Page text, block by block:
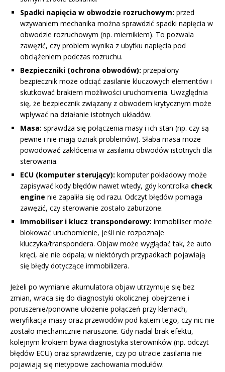
Spadki napięcia w obwodzie rozruchowym: przed
wzywaniem mechanika można sprawdzić spadki napięcia w
obwodzie rozruchowym (np. miernikiem). To pozwala
zawęzić, czy problem wynika z ubytku napięcia pod
obciążeniem podczas rozruchu.
Bezpieczniki (ochrona obwodów): przepalony
bezpiecznik może odciąć zasilanie kluczowych elementów i
skutkować brakiem możliwości uruchomienia. Uwzględnia
się, że bezpiecznik związany z obwodem krytycznym może
wpływać na działanie istotnych układów.
Masa: sprawdza się połączenia masy i ich stan (np. czy są
pewne i nie mają oznak problemów). Słaba masa może
powodować zakłócenia w zasilaniu obwodów istotnych dla
sterowania.
ECU (komputer sterujący): komputer pokładowy może
zapisywać kody błędów nawet wtedy, gdy kontrolka check
engine nie zapaliła się od razu. Odczyt błędów pomaga
zawęzić, czy sterowanie zostało zaburzone.
Immobiliser i klucz transponderowy: immobiliser może
blokować uruchomienie, jeśli nie rozpoznaje
kluczyka/transpondera. Objaw może wyglądać tak, że auto
kręci, ale nie odpala; w niektórych przypadkach pojawiają
się błędy dotyczące immobilizera.
Jeżeli po wymianie akumulatora objaw utrzymuje się bez
zmian, wraca się do diagnostyki okolicznej: obejrzenie i
poruszenie/ponowne ułożenie połączeń przy klemach,
weryfikacja masy oraz przewodów pod kątem tego, czy nic nie
zostało mechanicznie naruszone. Gdy nadal brak efektu,
kolejnym krokiem bywa diagnostyka sterowników (np. odczyt
błędów ECU) oraz sprawdzenie, czy po utracie zasilania nie
pojawiają się nietypowe zachowania modułów.